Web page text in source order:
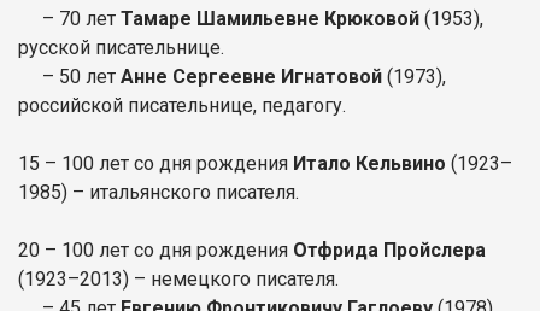
– 70 лет Тамаре Шамильевне Крюковой (1953),
русской писательнице.
– 50 лет Анне Сергеевне Игнатовой (1973),
российской писательнице, педагогу.
15 – 100 лет со дня рождения Итало Кельвино (1923–
1985) – итальянского писателя.
20 – 100 лет со дня рождения Отфрида Пройслера
(1923–2013) – немецкого писателя.